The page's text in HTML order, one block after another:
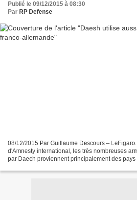
Publié le 09/12/2015 à 08:30
Par RP Defense
08/12/2015 Par Guillaume Descours –
d'Amnesty international, les très nombreuses
par Daech proviennent principalement des pays